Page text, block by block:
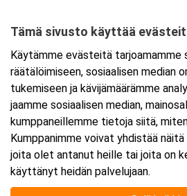
Ajankohta
Alkaa:13.8.2025 08:30
Päättyy:13.8.2025 15:30
Lisää tapahtuma kalenteriisi
Tämä sivusto käyttää
Käytämme evästeitä tarjoamamme
räätälöimiseen, sosiaalisen median
tukemiseen ja kävijämäärämme
jaamme sosiaalisen median,
kumppaneillemme tietoja siitä,
Kumppanimme voivat yhdistää
joita olet antanut heille tai joita on
käyttänyt heidän palvelujaan.